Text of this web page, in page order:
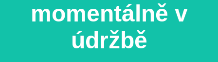
momentálně v
údržbě